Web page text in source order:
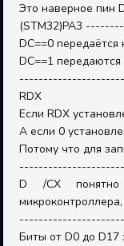
Это наверное пин
(STM32)PA3 --------
DC==0 передаётся
DC==1
RDX
Если RDX
А если 0
Потому что для
D /CX понятно
Биты от D0 до D17